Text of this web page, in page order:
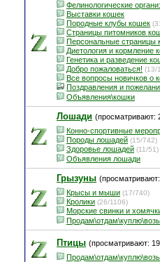
Фелинологические
Выставки кошек
Породные клубы кошек
Страницы питомников
Персональные страницы
Диетология и кормление
Генетика и разведение
Добро пожаловаться! (13/
Все вопросы новичков о
Поздравления и
Объявления\кошки
Лошади (просматривают:
Конно-спортивные
Породы лошадей (15/742)
Здоровье лошадей (11/51)
Объявления лошади
Грызуны
Крысы и мыши (17/740)
Кролики (26/1106)
Морские свинки и
Птицы (просматривают: